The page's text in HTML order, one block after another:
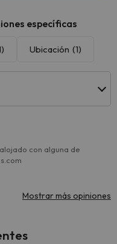
específicas
Ubicación (1)
con alguna de
Mostrar más opiniones